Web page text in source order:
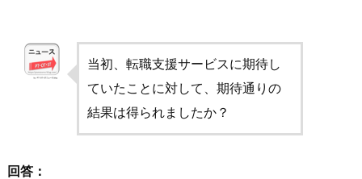
当初、転職支援サービスに期待し
ていたことに対して、期待通りの
結果は得られましたか？
回答：